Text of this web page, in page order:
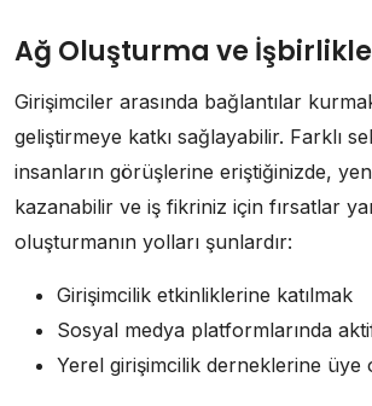
Ağ Oluşturma ve
Girişimciler arasında bağlantılar
geliştirmeye katkı sağlayabilir. Farklı
insanların görüşlerine eriştiğinizde,
kazanabilir ve iş fikriniz için fırsatlar
oluşturmanın yolları şunlardır:
Girişimcilik etkinliklerine katılmak
Sosyal medya platformlarında
Yerel girişimcilik derneklerine üye